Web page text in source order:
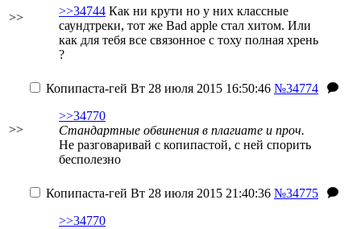
>>
>>34744 Как ни крути но у них классные
саундтреки, тот же Bad apple стал хитом. Или
как для тебя все связонное с тоху полная хрень
?
>>
Копипаста-гей Вт 28 июля 2015 16:50:46 №34774
>>34770
Стандартные обвинения в плагиате и проч.
Не разговаривай с копипастой, с ней спорить
бесполезно
Копипаста-гей Вт 28 июля 2015 21:40:36 №34775
>>34770